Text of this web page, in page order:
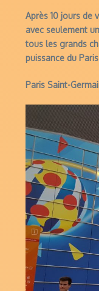
Après 10 jours de
avec seulement
tous les grands
puissance du
Paris Saint-